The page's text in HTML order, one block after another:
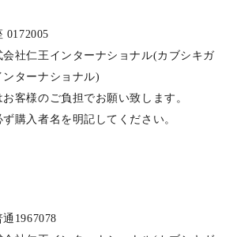
会社仁王インターナショナル(カブシキガ
ターナショナル)
客様のご負担でお願い致します。
購入者名を明記してください。
1967078